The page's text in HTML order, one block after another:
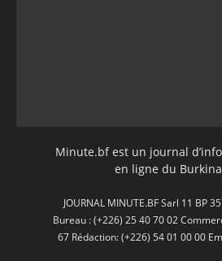
Minute.bf est un journal
en ligne du
JOURNAL MINUTE.BF Sarl 11 BP
Bureau : (+226) 25 40 70 02
67 Rédaction: (+226) 54 01 00 00